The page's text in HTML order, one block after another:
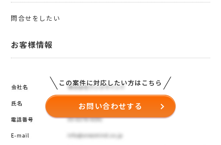
問合せをしたい
お客様情報
この案件に対応したい方はこちら
お問い合わせする